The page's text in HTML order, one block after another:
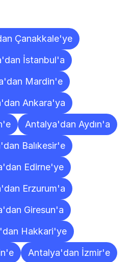
Çanakkale'ye
İstanbul'a
Mardin'e
Ankara'ya
Antalya'dan Aydın'a
Balıkesir'e
Edirne'ye
Erzurum'a
Giresun'a
Hakkari'ye
Antalya'dan İzmir'e